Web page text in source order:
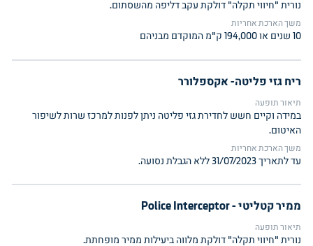
נורית "חיווי תקלה" דולקת עקב דליפה מהשסתום.
משך הארכת אחריות
10 שנים או 194,000 ק"מ המוקדם מבניהם
ריח גזי פליטה- אקספלורר
תיאור תופעה
במידה וקיים חשש לחדירת גזי פליטה ניתן לפנות למרכז שרות לשיפור
האיטום.
משך הארכת אחריות
עד לתאריך 31/07/2023 ללא הגבלת נסועה.
ממיר קטליטי - Police Interceptor
תיאור תופעה
נורית "חיווי תקלה" דולקת מלווה ביעילות ממיר מופחתת.